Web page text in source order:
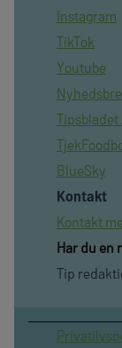
Instagram
TikTok
Youtube
Tipsbladet
BlueSky
Kontakt
Kontakt
Har du en
Tip